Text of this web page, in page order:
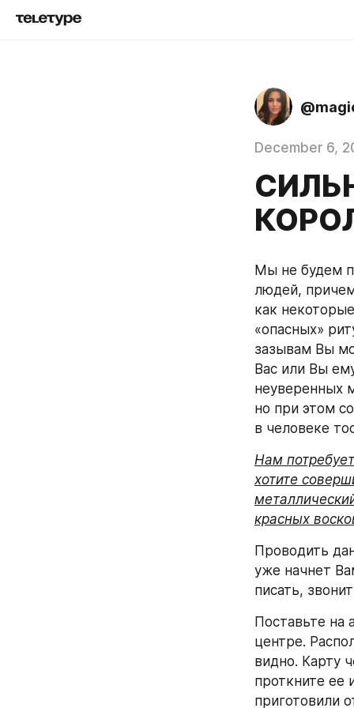
December 6,
Мы не будем
людей,
как
«опасных»
зазывам Вы
Вас или Вы
неуверенных
но при этом
в человеке
Нам
хотите
красных
Проводить
уже начнет
писать,
Поставьте на
центре.
видно. Карту
проткните ее
приготовили